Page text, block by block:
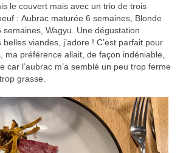
le couvert mais avec un trio de trois
: Aubrac maturée 6 semaines, Blonde
Wagyu. Une dégustation
viandes, j’adore ! C’est parfait pour
ma préférence allait, de façon indéniable,
car l’aubrac m’a semblé un peu trop ferme
grasse.